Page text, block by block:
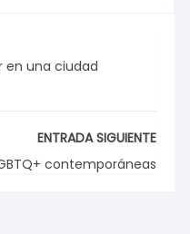
en una ciudad
ENTRADA SIGUIENTE
contemporáneas